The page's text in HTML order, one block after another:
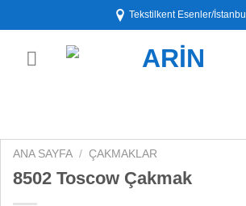
atla
Tekstilkent Esenler/İstanbul
ANA SAYFA / ÇAKMAKLAR
8502 Toscow Çakmak